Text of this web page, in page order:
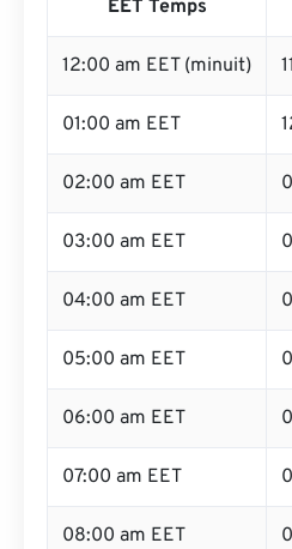
EET Temps
12:00 am EET (minuit)
01:00 am EET
02:00 am EET
03:00 am EET
04:00 am EET
05:00 am EET
06:00 am EET
07:00 am EET
08:00 am EET